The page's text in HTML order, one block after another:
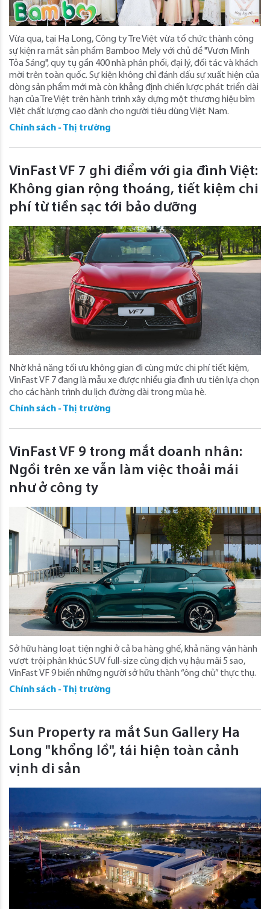
Vừa qua, tại Hạ Long, Công ty Tre Việt vừa tổ chức thành công
sự kiện ra mắt sản phẩm Bamboo Mely với chủ đề "Vươn Mình
Tỏa Sáng", quy tụ gần 400 nhà phân phối, đại lý, đối tác và khách
mời trên toàn quốc. Sự kiện không chỉ đánh dấu sự xuất hiện của
dòng sản phẩm mới mà còn khẳng định chiến lược phát triển dài
hạn của Tre Việt trên hành trình xây dựng một thương hiệu bỉm
Việt chất lượng cao dành cho người tiêu dùng Việt Nam.
Chính sách - Thị trường
VinFast VF 7 ghi điểm với gia đình Việt:
Không gian rộng thoáng, tiết kiệm chi
phí từ tiền sạc tới bảo dưỡng
Nhờ khả năng tối ưu không gian đi cùng mức chi phí tiết kiệm,
VinFast VF 7 đang là mẫu xe được nhiều gia đình ưu tiên lựa chọn
cho các hành trình du lịch đường dài trong mùa hè.
Chính sách - Thị trường
VinFast VF 9 trong mắt doanh nhân:
Ngồi trên xe vẫn làm việc thoải mái
như ở công ty
Sở hữu hàng loạt tiện nghi ở cả ba hàng ghế, khả năng vận hành
vượt trội phân khúc SUV full-size cùng dịch vụ hậu mãi 5 sao,
VinFast VF 9 biến những người sở hữu thành “ông chủ” thực thụ.
Chính sách - Thị trường
Sun Property ra mắt Sun Gallery Ha
Long "khổng lồ", tái hiện toàn cảnh
vịnh di sản